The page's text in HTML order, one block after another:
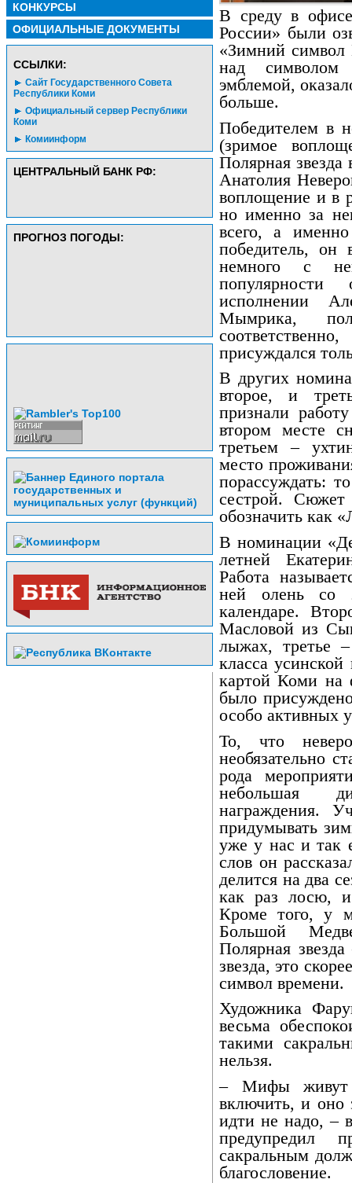
КОНКУРСЫ
ОФИЦИАЛЬНЫЕ ДОКУМЕНТЫ
CСЫЛКИ:
Сайт Государственного Совета
Республики Коми
Официальный сервер Республики
Коми
Комиинформ
ЦЕНТРАЛЬНЫЙ БАНК РФ:
ПРОГНОЗ ПОГОДЫ:
В среду в офисе
России» были
«Зимний символ
над символом
эмблемой,
больше.
Победителем в
(зримое
Полярная звезда
Анатолия
воплощение и в
но именно за
всего, а
победитель,
немного с
исполнении
Мымрика,
присуждался
В других
второе, и
признали
втором месте
третьем –
место
порассуждать:
сестрой.
обозначить как
В номинации
летней
Работа
ней олень со
календаре.
Масловой из
лыжах, третье
класса
картой Коми на
было
особо активных
То, что
необязательно
рода
небольшая
награждения.
придумывать
уже у нас и так
слов он
делится на два
как раз лосю,
Кроме того, у
Большой
Полярная
звезда, это
символ времени.
Художника
весьма
такими
нельзя.
– Мифы живут
включить, и оно
идти не надо, –
предупредил
сакральным
благословение.